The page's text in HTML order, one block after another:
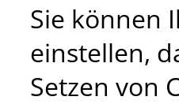
Sie können
einstellen,
Setzen von